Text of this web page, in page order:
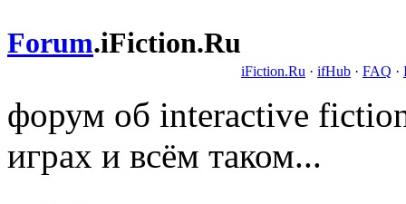
Forum.iFiction.Ru
iFiction.Ru · ifHub · FAQ ·
форум об interactive
играх и всём таком...